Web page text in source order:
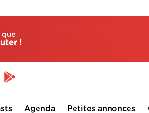
que
!
Agenda Petites annonces